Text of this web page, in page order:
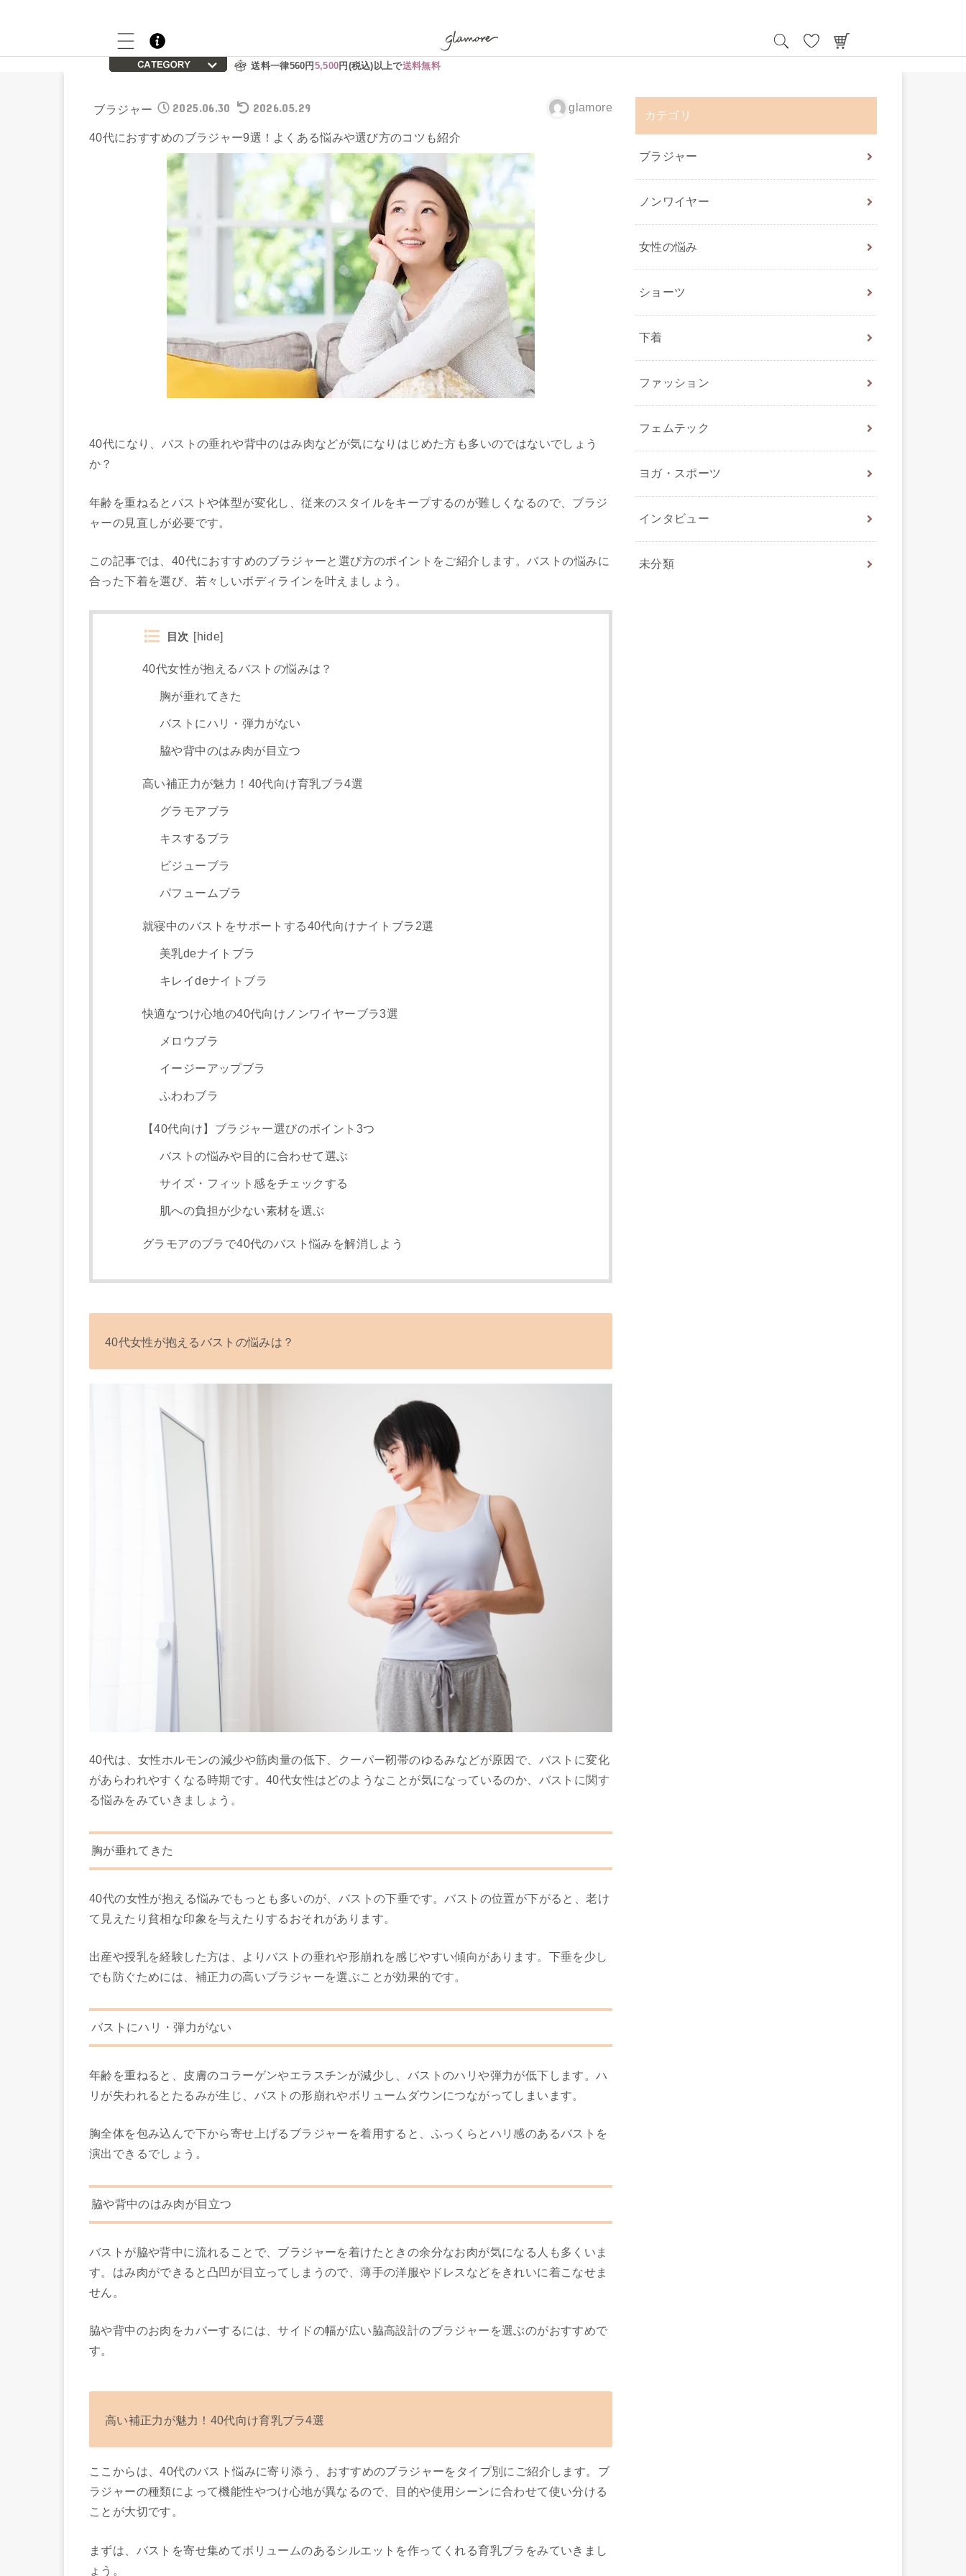
送料一律560円 5,500円(税込)以上で送料無料
ブラジャー 2025.06.30 2026.05.29 glamore
40代におすすめのブラジャー9選！よくある悩みや選び方のコツも紹介
40代になり、バストの垂れや背中のはみ肉などが気になりはじめた方も多いのではないでしょう
か？
年齢を重ねるとバストや体型が変化し、従来のスタイルをキープするのが難しくなるので、ブラジ
ャーの見直しが必要です。
この記事では、40代におすすめのブラジャーと選び方のポイントをご紹介します。バストの悩みに
合った下着を選び、若々しいボディラインを叶えましょう。
目次 [hide]
40代女性が抱えるバストの悩みは？
胸が垂れてきた
バストにハリ・弾力がない
脇や背中のはみ肉が目立つ
高い補正力が魅力！40代向け育乳ブラ4選
グラモアブラ
キスするブラ
ビジューブラ
パフュームブラ
就寝中のバストをサポートする40代向けナイトブラ2選
美乳deナイトブラ
キレイdeナイトブラ
快適なつけ心地の40代向けノンワイヤーブラ3選
メロウブラ
イージーアップブラ
ふわわブラ
【40代向け】ブラジャー選びのポイント3つ
バストの悩みや目的に合わせて選ぶ
サイズ・フィット感をチェックする
肌への負担が少ない素材を選ぶ
グラモアのブラで40代のバスト悩みを解消しよう
40代女性が抱えるバストの悩みは？
40代は、女性ホルモンの減少や筋肉量の低下、クーパー靭帯のゆるみなどが原因で、バストに変化
があらわれやすくなる時期です。40代女性はどのようなことが気になっているのか、バストに関す
る悩みをみていきましょう。
胸が垂れてきた
40代の女性が抱える悩みでもっとも多いのが、バストの下垂です。バストの位置が下がると、老け
て見えたり貧相な印象を与えたりするおそれがあります。
出産や授乳を経験した方は、よりバストの垂れや形崩れを感じやすい傾向があります。下垂を少し
でも防ぐためには、補正力の高いブラジャーを選ぶことが効果的です。
バストにハリ・弾力がない
年齢を重ねると、皮膚のコラーゲンやエラスチンが減少し、バストのハリや弾力が低下します。ハ
リが失われるとたるみが生じ、バストの形崩れやボリュームダウンにつながってしまいます。
胸全体を包み込んで下から寄せ上げるブラジャーを着用すると、ふっくらとハリ感のあるバストを
演出できるでしょう。
脇や背中のはみ肉が目立つ
バストが脇や背中に流れることで、ブラジャーを着けたときの余分なお肉が気になる人も多くいま
す。はみ肉ができると凸凹が目立ってしまうので、薄手の洋服やドレスなどをきれいに着こなせま
せん。
脇や背中のお肉をカバーするには、サイドの幅が広い脇高設計のブラジャーを選ぶのがおすすめで
す。
高い補正力が魅力！40代向け育乳ブラ4選
ここからは、40代のバスト悩みに寄り添う、おすすめのブラジャーをタイプ別にご紹介します。ブ
ラジャーの種類によって機能性やつけ心地が異なるので、目的や使用シーンに合わせて使い分ける
ことが大切です。
まずは、バストを寄せ集めてボリュームのあるシルエットを作ってくれる育乳ブラをみていきまし
ょう。
カテゴリ
ブラジャー
ノンワイヤー
女性の悩み
ショーツ
下着
ファッション
フェムテック
ヨガ・スポーツ
インタビュー
未分類